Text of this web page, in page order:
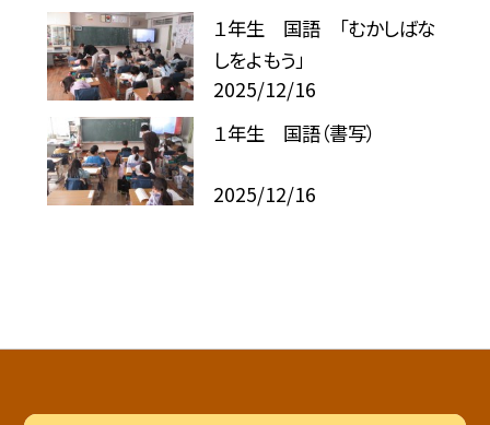
１年生 国語 「むかしばな
しをよもう」
2025/12/16
１年生 国語（書写）
2025/12/16